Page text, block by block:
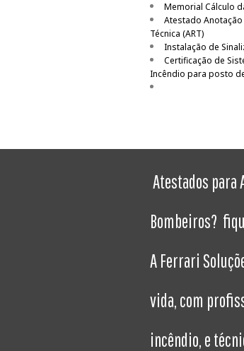
Memorial Cálculo
Atestado
Técnica (ART)
Instalação de
Certificação de
Incêndio para posto
Atestados para
Bombeiros?
A Ferrari
vida, com
incêndio, e